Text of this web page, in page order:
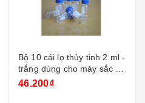
Bộ 10 cái lọ thủy tinh 2 ml -
trắng dùng cho máy sắc ký
+ nắp xanh
46.200₫